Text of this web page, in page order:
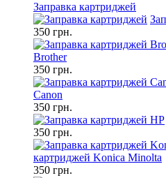
Заправка картриджей
350 грн.
Brother
350 грн.
Canon
350 грн.
350 грн.
картриджей Konica Minolta
350 грн.